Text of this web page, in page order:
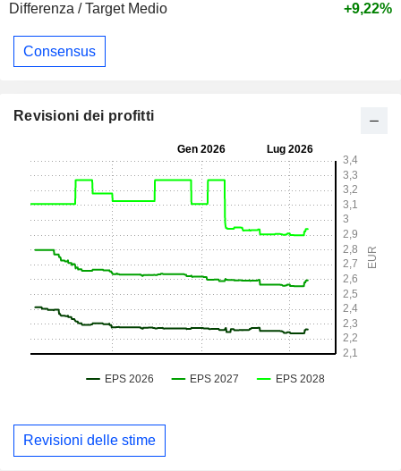
Differenza / Target Medio
+9,22%
Consensus
Revisioni dei profitti
Revisioni delle stime